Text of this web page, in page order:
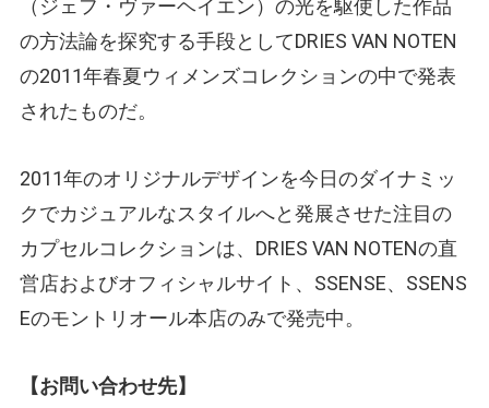
（ジェフ・ヴァーヘイエン）の光を駆使した作品
の方法論を探究する手段としてDRIES VAN NOTEN
の2011年春夏ウィメンズコレクションの中で発表
されたものだ。
2011年のオリジナルデザインを今日のダイナミッ
クでカジュアルなスタイルへと発展させた注目の
カプセルコレクションは、DRIES VAN NOTENの直
営店およびオフィシャルサイト、SSENSE、SSENS
Eのモントリオール本店のみで発売中。
【お問い合わせ先】